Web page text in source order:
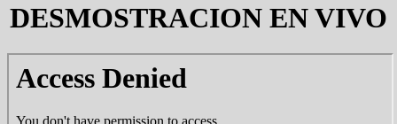
DESMOSTRACION EN VIVO